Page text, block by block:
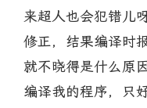
来超人也会犯错儿
修正，结果编译时
就不晓得是什么原
编译我的程序，只